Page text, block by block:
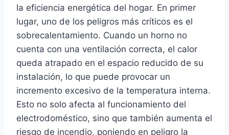
la eficiencia energética del hogar. En primer
lugar, uno de los peligros más críticos es el
sobrecalentamiento. Cuando un horno no
cuenta con una ventilación correcta, el calor
queda atrapado en el espacio reducido de su
instalación, lo que puede provocar un
incremento excesivo de la temperatura interna.
Esto no solo afecta al funcionamiento del
electrodoméstico, sino que también aumenta el
riesgo de incendio, poniendo en peligro la